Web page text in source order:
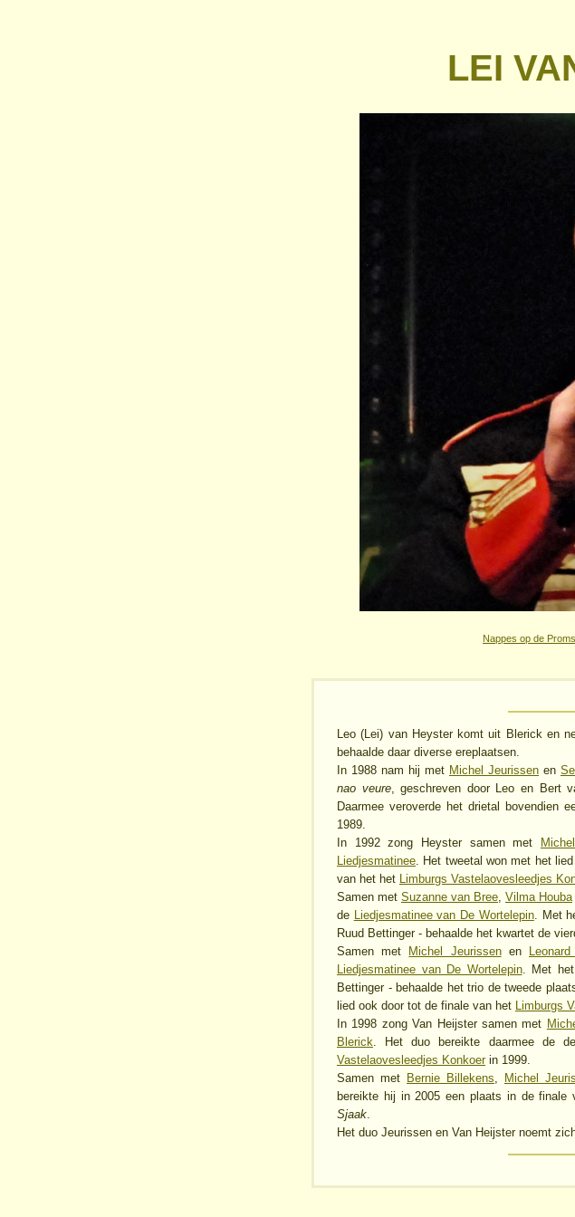
LEI
Nappes op de Proms
Leo (Lei) van Heyster komt uit Blerick en
behaalde daar diverse ereplaatsen.
In 1988 nam hij met Michel Jeurissen en
nao veure, geschreven door Leo en Bert
Daarmee veroverde het drietal bovendien
1989.
In 1992 zong Heyster samen met
Liedjesmatinee . Het tweetal won met het
van het het Limburgs Vastelaovesleedjes
Samen met Suzanne van Bree Vilma Houba
de Liedjesmatinee van De Wortelepin. Met
Ruud Bettinger - behaalde het kwartet de
Samen met Michel Jeurissenen
Liedjesmatinee van De Wortelepin. Met
Bettinger - behaalde het trio de tweede
lied ook door tot de finale van het Limburgs
In 1998 zong Van Heijster samen met
Blerick . Het duo bereikte daarmee de
Vastelaovesleedjes Konkoerin 1999.
Samen met Bernie Billekens Michel
bereikte hij in 2005 een plaats in de finale
Sjaak
Het duo Jeurissen en Van Heijster noemt